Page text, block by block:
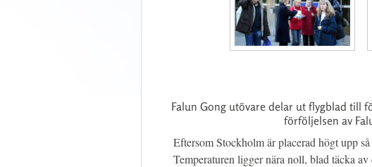
Falun Gong utövare delar ut flygblad till
förföljelsen av
Eftersom Stockholm är placerad högt upp
Temperaturen ligger nära noll, blad täcka